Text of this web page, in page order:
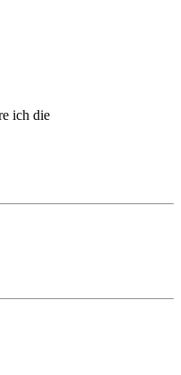
ich die